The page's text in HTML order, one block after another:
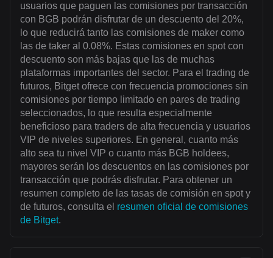
usuarios que paguen las comisiones por transacción
con BGB podrán disfrutar de un descuento del 20%,
lo que reducirá tanto las comisiones de maker como
las de taker al 0.08%. Estas comisiones en spot con
descuento son más bajas que las de muchas
plataformas importantes del sector. Para el trading de
futuros, Bitget ofrece con frecuencia promociones sin
comisiones por tiempo limitado en pares de trading
seleccionados, lo que resulta especialmente
beneficioso para traders de alta frecuencia y usuarios
VIP de niveles superiores. En general, cuanto más
alto sea tu nivel VIP o cuanto más BGB holdees,
mayores serán los descuentos en las comisiones por
transacción que podrás disfrutar. Para obtener un
resumen completo de las tasas de comisión en spot y
de futuros, consulta el resumen oficial de comisiones
de Bitget.